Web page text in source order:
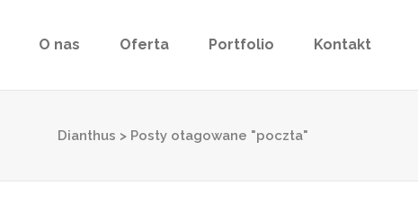
O nas Oferta Portfolio Kontakt
Dianthus > Posty otagowane "poczta"